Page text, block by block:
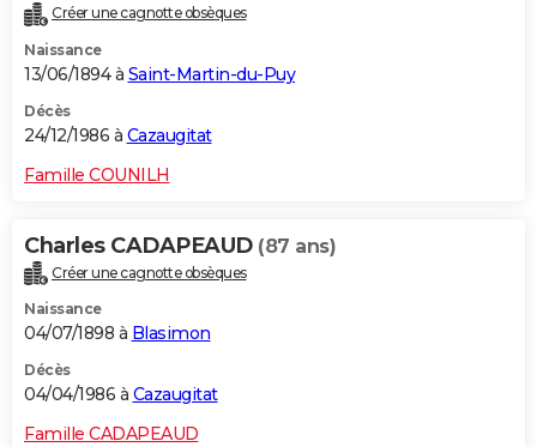
Créer une cagnotte obsèques
Naissance
13/06/1894 à Saint-Martin-du-Puy
Décès
24/12/1986 à Cazaugitat
Famille COUNILH
Charles CADAPEAUD (87 ans)
Créer une cagnotte obsèques
Naissance
04/07/1898 à Blasimon
Décès
04/04/1986 à Cazaugitat
Famille CADAPEAUD